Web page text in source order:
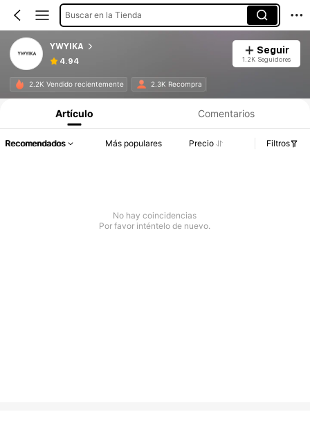
Buscar en la Tienda
YWYIKA
4.94
Seguir
1.2K Seguidores
2.2K Vendido recientemente 2.3K Recompra
Artículo Comentarios
Recomendados Más populares Precio Filtros
No hay coincidencias
Por favor inténtelo de nuevo.